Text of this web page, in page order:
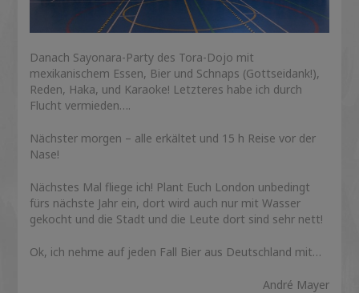
Danach Sayonara-Party des Tora-Dojo mit
mexikanischem Essen, Bier und Schnaps (Gottseidank!),
Reden, Haka, und Karaoke! Letzteres habe ich durch
Flucht vermieden….
Nächster morgen – alle erkältet und 15 h Reise vor der
Nase!
Nächstes Mal fliege ich! Plant Euch London unbedingt
fürs nächste Jahr ein, dort wird auch nur mit Wasser
gekocht und die Stadt und die Leute dort sind sehr nett!
Ok, ich nehme auf jeden Fall Bier aus Deutschland mit…
André Mayer